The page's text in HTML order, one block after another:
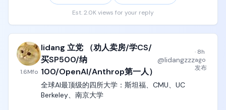
Est. 2.0K views for your reply
1.6Mfo
lidang 立党 （劝人卖房/学CS/
买SP500/纳
100/OpenAI/Anthrop第一人）
@lidangzzz
· 8h
ago
发布
全球AI最顶级的四所大学：斯坦福、CMU、UC
Berkeley、南京大学